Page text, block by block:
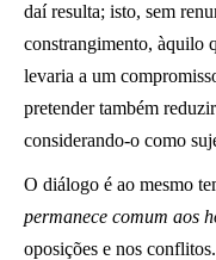
daí resulta; isto, sem
constrangimento, àquilo
levaria a um
pretender também
considerando-o como
O diálogo é ao mesmo
permanece comum aos
oposições e nos